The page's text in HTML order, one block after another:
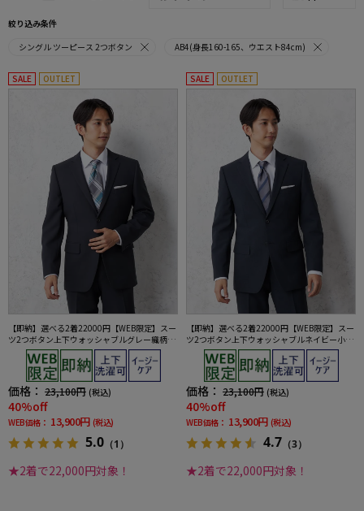
絞り込み条件
シングル ツーピース 2つボタン
AB4(身長160-165、ウエスト84cm)
SALE OUTLET
【即納】選べる2着22000円【WEB限定】スー
ツ2つボタン上下ウォッシャブルグレー織柄無
地3シーズン対応
価格： 23,100円 (税込)
40%off
WEB価格： 13,900円 (税込)
5.0 （1）
★2着で22,000円対象！
SALE OUTLET
【即納】選べる2着22000円【WEB限定】スー
ツ2つボタン上下ウォッシャブルネイビー小柄
3シーズン対応
価格： 23,100円 (税込)
40%off
WEB価格： 13,900円 (税込)
4.7 （3）
★2着で22,000円対象！